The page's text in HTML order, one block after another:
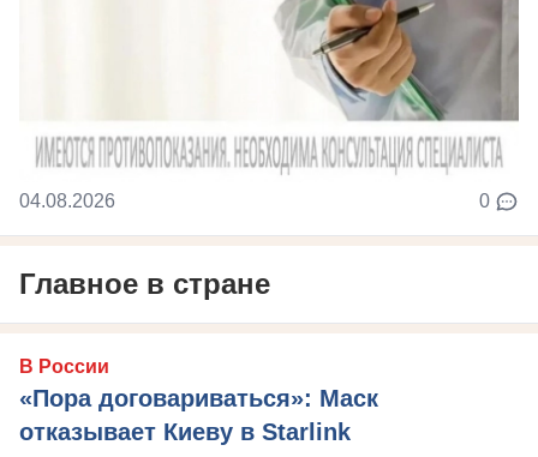
04.08.2026 0
Главное в стране
В России
«Пора договариваться»: Маск
отказывает Киеву в Starlink